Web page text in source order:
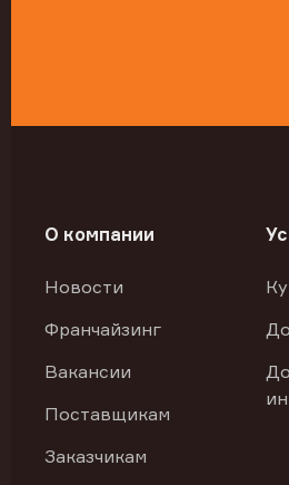
О компании
Новости
Франчайзинг
Вакансии
Поставщикам
Заказчикам